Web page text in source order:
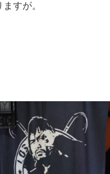
すが。